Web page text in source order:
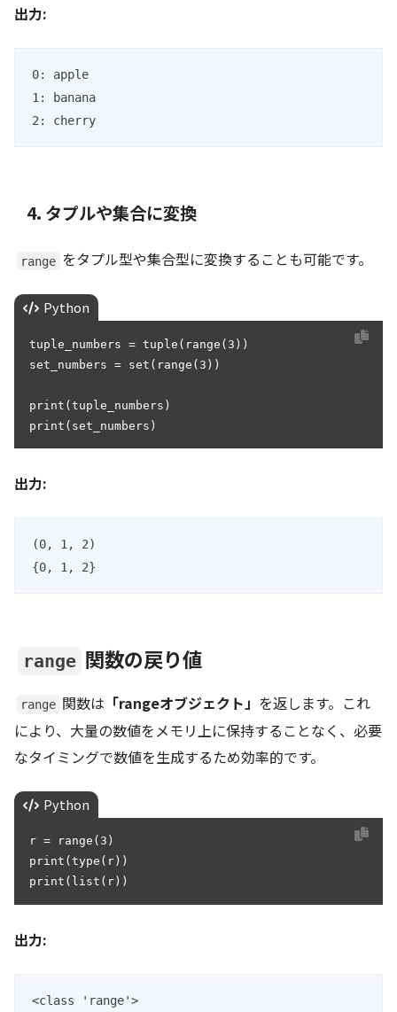
出力:
0: apple
1: banana
2: cherry
4. タプルや集合に変換
range をタプル型や集合型に変換することも可能です。
Python
tuple_numbers = tuple(range(3))
set_numbers = set(range(3))
print(tuple_numbers)
print(set_numbers)
出力:
(0, 1, 2)
{0, 1, 2}
range 関数の戻り値
range 関数は 「rangeオブジェクト」 を返します。これ
により、大量の数値をメモリ上に保持することなく、必要
なタイミングで数値を生成するため効率的です。
Python
r = range(3)
print(type(r))
print(list(r))
出力:
<class 'range'>